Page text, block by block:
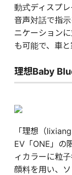
動式ディスプ
音声対話で指
ニケーション
も可能で、車
理想Baby
「理想（
EV「ONE」の
ィカラーに粒
顔料を用い、